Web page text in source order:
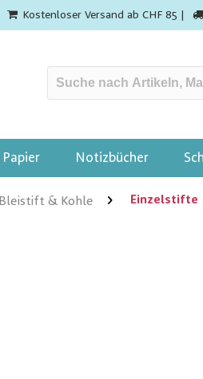
Kostenloser Versand ab CHF 85 |
Papier Notizbücher
Bleistift & Kohle Einzelstifte